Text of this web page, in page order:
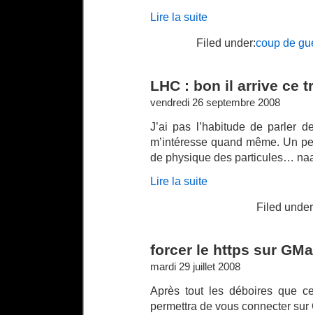
Lire la suite
Filed under:coup de
LHC : bon il arrive ce
vendredi 26 septembre 2008
J’ai pas l’habitude de parler
m’intéresse quand même. Un
de physique des particules…
Lire la suite
Filed
forcer le https sur
mardi 29 juillet 2008
Après tout les déboires que
permettra de vous connecter